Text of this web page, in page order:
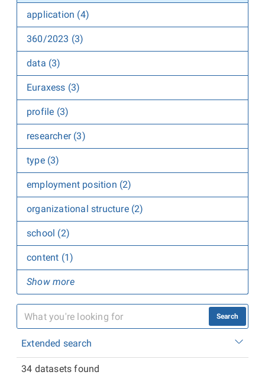
application (4)
360/2023 (3)
data (3)
Euraxess (3)
profile (3)
researcher (3)
type (3)
employment position (2)
organizational structure (2)
school (2)
content (1)
Show more
Search
Extended search
34 datasets found